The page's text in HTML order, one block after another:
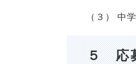
（３） 中学
５ 応